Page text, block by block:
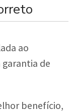
ao
garantia de
benefício,